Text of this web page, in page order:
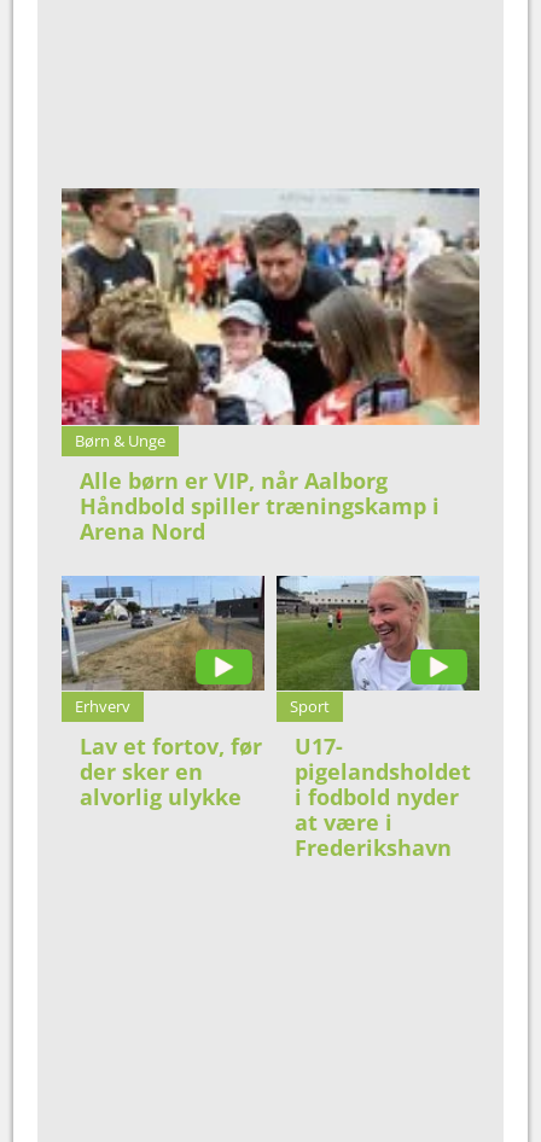
Børn & Unge
Alle børn er VIP, når Aalborg
Håndbold spiller træningskamp i
Arena Nord
Erhverv
Lav et fortov, før
der sker en
alvorlig ulykke
Sport
U17-
pigelandsholdet
i fodbold nyder
at være i
Frederikshavn